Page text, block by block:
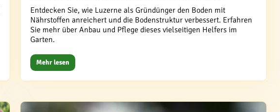
Entdecken Sie, wie Luzerne als Gründünger den Boden mit
Nährstoffen anreichert und die Bodenstruktur verbessert. Erfahren
Sie mehr über Anbau und Pflege dieses vielseitigen Helfers im
Garten.
Mehr lesen